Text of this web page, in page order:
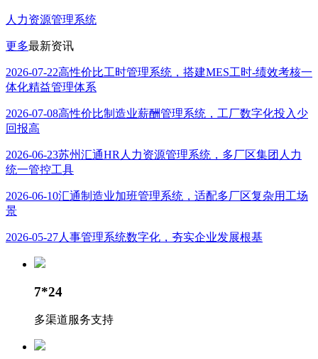
人力资源管理系统
更多最新资讯
2026-07-22高性价比工时管理系统，搭建MES工时-绩效考核一
体化精益管理体系
2026-07-08高性价比制造业薪酬管理系统，工厂数字化投入少
回报高
2026-06-23苏州汇通HR人力资源管理系统，多厂区集团人力
统一管控工具
2026-06-10汇通制造业加班管理系统，适配多厂区复杂用工场
景
2026-05-27人事管理系统数字化，夯实企业发展根基
7*24
多渠道服务支持